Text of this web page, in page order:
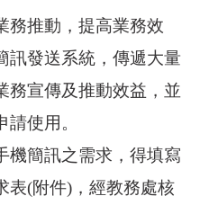
務推動，提高業務效
訊發送系統，傳遞大量
務宣傳及推動效益，並
使用。
機簡訊之需求，得填寫
表(附件)，經教務處核